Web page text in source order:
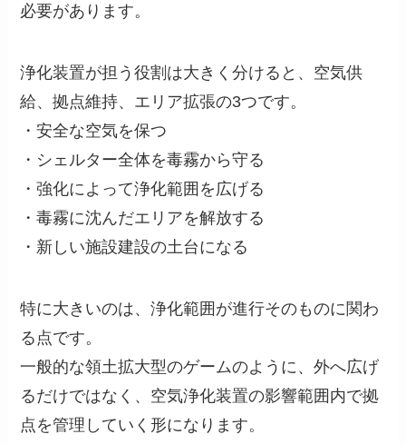
必要があります。
浄化装置が担う役割は大きく分けると、空気供
給、拠点維持、エリア拡張の3つです。
・安全な空気を保つ
・シェルター全体を毒霧から守る
・強化によって浄化範囲を広げる
・毒霧に沈んだエリアを解放する
・新しい施設建設の土台になる
特に大きいのは、浄化範囲が進行そのものに関わ
る点です。
一般的な領土拡大型のゲームのように、外へ広げ
るだけではなく、空気浄化装置の影響範囲内で拠
点を管理していく形になります。